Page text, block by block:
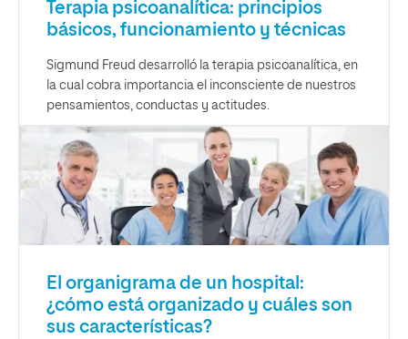
Terapia psicoanalítica: principios
básicos, funcionamiento y técnicas
Sigmund Freud desarrolló la terapia psicoanalítica, en
la cual cobra importancia el inconsciente de nuestros
pensamientos, conductas y actitudes.
El organigrama de un hospital:
¿cómo está organizado y cuáles son
sus características?